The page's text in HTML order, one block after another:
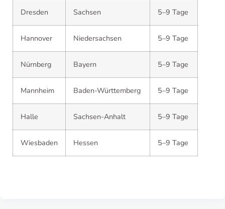
Dresden Sachsen 5–9 Tage
Hannover Niedersachsen 5–9 Tage
Nürnberg Bayern 5–9 Tage
Mannheim Baden-Württemberg 5–9 Tage
Halle Sachsen-Anhalt 5–9 Tage
Wiesbaden Hessen 5–9 Tage